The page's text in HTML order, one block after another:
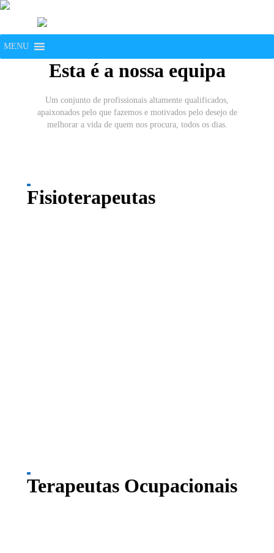
MENU
Esta é a nossa equipa
Um conjunto de profissionais altamente qualificados,
apaixonados pelo que fazemos e motivados pelo desejo de
melhorar a vida de quem nos procura, todos os dias.
Fisioterapeutas
Terapeutas Ocupacionais